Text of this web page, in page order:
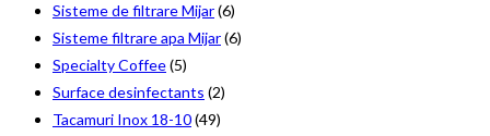
Sisteme de filtrare Mijar(6)
Sisteme filtrare apa Mijar(6)
Specialty Coffee(5)
Surface desinfectants (2)
Tacamuri Inox 18-10(49)